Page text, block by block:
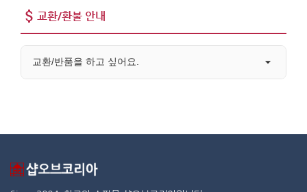
교환/환불 안내
교환/반품을 하고 싶어요.